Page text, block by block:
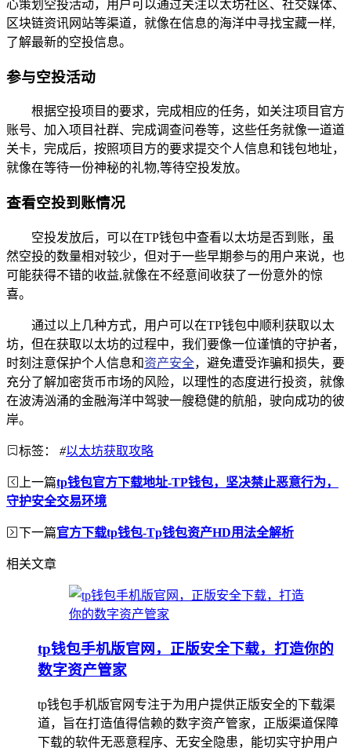
心策划空投活动，用户可以通过关注以太坊社区、社交媒体、
区块链资讯网站等渠道，就像在信息的海洋中寻找宝藏一样,
了解最新的空投信息。
参与空投活动
根据空投项目的要求，完成相应的任务，如关注项目官方
账号、加入项目社群、完成调查问卷等，这些任务就像一道道
关卡，完成后，按照项目方的要求提交个人信息和钱包地址，
就像在等待一份神秘的礼物,等待空投发放。
查看空投到账情况
空投发放后，可以在TP钱包中查看以太坊是否到账，虽
然空投的数量相对较少，但对于一些早期参与的用户来说，也
可能获得不错的收益,就像在不经意间收获了一份意外的惊
喜。
通过以上几种方式，用户可以在TP钱包中顺利获取以太
坊，但在获取以太坊的过程中，我们要像一位谨慎的守护者，
时刻注意保护个人信息和资产安全，避免遭受诈骗和损失，要
充分了解加密货币市场的风险，以理性的态度进行投资，就像
在波涛汹涌的金融海洋中驾驶一艘稳健的航船，驶向成功的彼
岸。
标签： #以太坊获取攻略
上一篇tp钱包官方下载地址-TP钱包，坚决禁止恶意行为，
守护安全交易环境
下一篇官方下载tp钱包-Tp钱包资产HD用法全解析
相关文章
tp钱包手机版官网，正版安全下载，打造你的
数字资产管家
tp钱包手机版官网专注于为用户提供正版安全的下载渠
道，旨在打造值得信赖的数字资产管家，正版渠道保障
下载的软件无恶意程序、无安全隐患，能切实守护用户